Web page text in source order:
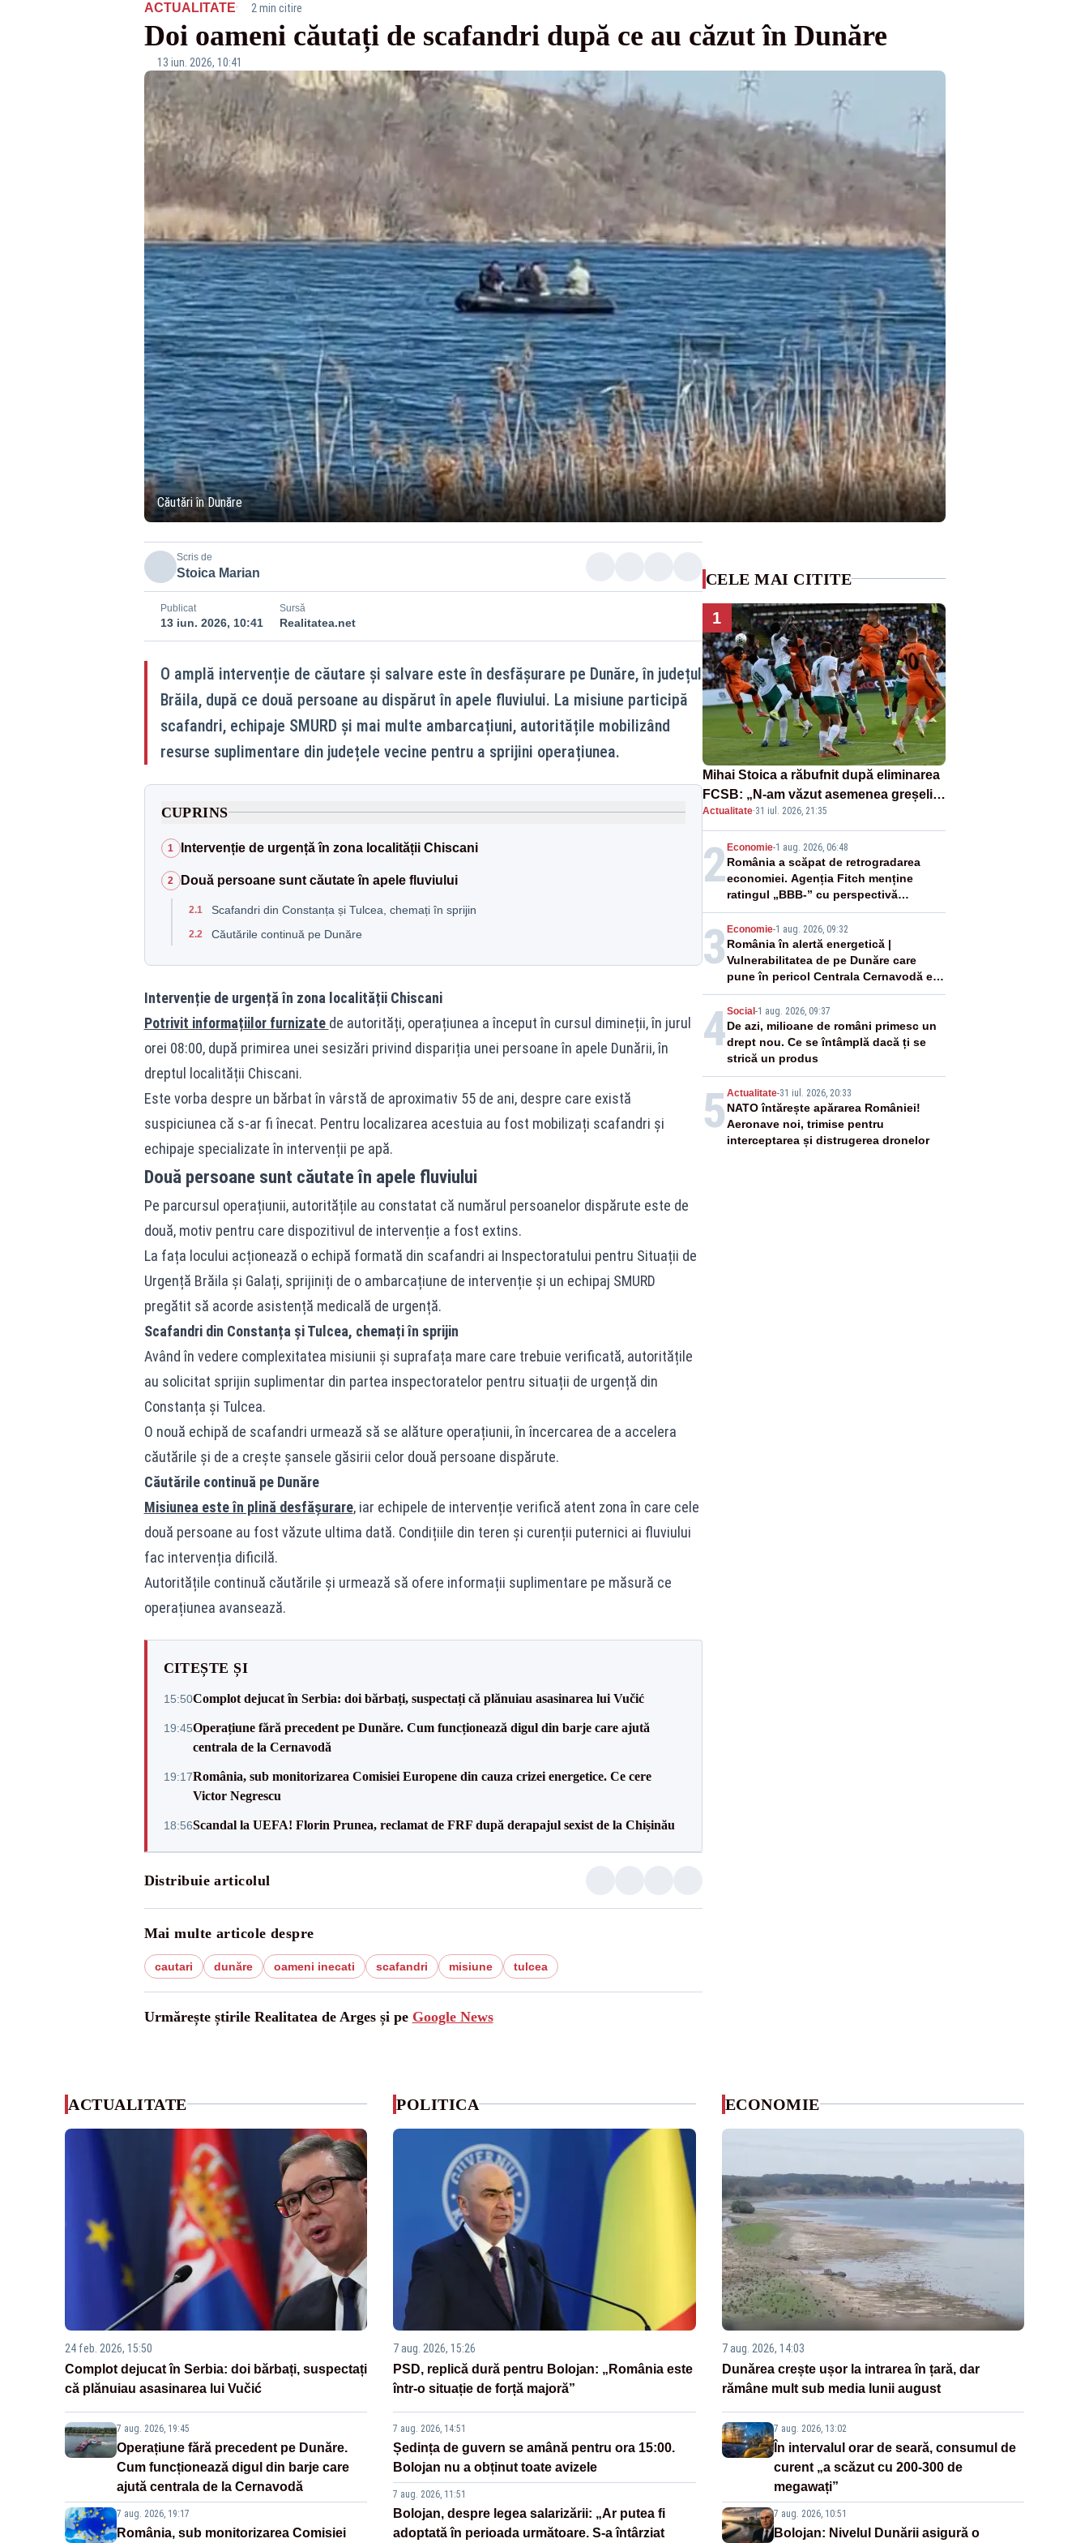
ACTUALITATE· 2 min citire
Doi oameni căutați de scafandri după ce au căzut în Dunăre
13 iun. 2026, 10:41
Căutări în Dunăre
Scris de
Stoica Marian
Publicat
13 iun. 2026, 10:41
Sursă
Realitatea.net
O amplă intervenție de căutare și salvare este în desfășurare pe Dunăre, în județul
Brăila, după ce două persoane au dispărut în apele fluviului. La misiune participă
scafandri, echipaje SMURD și mai multe ambarcațiuni, autoritățile mobilizând
resurse suplimentare din județele vecine pentru a sprijini operațiunea.
CUPRINS
1 Intervenție de urgență în zona localității Chiscani
2 Două persoane sunt căutate în apele fluviului
2.1 Scafandri din Constanța și Tulcea, chemați în sprijin
2.2 Căutările continuă pe Dunăre
Intervenție de urgență în zona localității Chiscani
Potrivit informațiilor furnizate de autorități, operațiunea a început în cursul dimineții, în jurul
orei 08:00, după primirea unei sesizări privind dispariția unei persoane în apele Dunării, în
dreptul localității Chiscani.
Este vorba despre un bărbat în vârstă de aproximativ 55 de ani, despre care există
suspiciunea că s-ar fi înecat. Pentru localizarea acestuia au fost mobilizați scafandri și
echipaje specializate în intervenții pe apă.
Două persoane sunt căutate în apele fluviului
Pe parcursul operațiunii, autoritățile au constatat că numărul persoanelor dispărute este de
două, motiv pentru care dispozitivul de intervenție a fost extins.
La fața locului acționează o echipă formată din scafandri ai Inspectoratului pentru Situații de
Urgență Brăila și Galați, sprijiniți de o ambarcațiune de intervenție și un echipaj SMURD
pregătit să acorde asistență medicală de urgență.
Scafandri din Constanța și Tulcea, chemați în sprijin
Având în vedere complexitatea misiunii și suprafața mare care trebuie verificată, autoritățile
au solicitat sprijin suplimentar din partea inspectoratelor pentru situații de urgență din
Constanța și Tulcea.
O nouă echipă de scafandri urmează să se alăture operațiunii, în încercarea de a accelera
căutările și de a crește șansele găsirii celor două persoane dispărute.
Căutările continuă pe Dunăre
Misiunea este în plină desfășurare, iar echipele de intervenție verifică atent zona în care cele
două persoane au fost văzute ultima dată. Condițiile din teren și curenții puternici ai fluviului
fac intervenția dificilă.
Autoritățile continuă căutările și urmează să ofere informații suplimentare pe măsură ce
operațiunea avansează.
CITEȘTE ȘI
15:50Complot dejucat în Serbia: doi bărbați, suspectați că plănuiau asasinarea lui Vučić
19:45Operațiune fără precedent pe Dunăre. Cum funcționează digul din barje care ajută
centrala de la Cernavodă
19:17România, sub monitorizarea Comisiei Europene din cauza crizei energetice. Ce cere
Victor Negrescu
18:56Scandal la UEFA! Florin Prunea, reclamat de FRF după derapajul sexist de la Chișinău
Distribuie articolul
Mai multe articole despre
cautari dunăre oameni inecati scafandri misiune tulcea
Urmărește știrile Realitatea de Arges și pe Google News
CELE MAI CITITE
1
Mihai Stoica a răbufnit după eliminarea
FCSB: „N-am văzut asemenea greșeli
în 190 de meciuri europene”
Actualitate·31 iul. 2026, 21:35
2Economie-1 aug. 2026, 06:48
România a scăpat de retrogradarea
economiei. Agenția Fitch menține
ratingul „BBB-” cu perspectivă
negativă
3 Economie-1 aug. 2026, 09:32
România în alertă energetică |
Vulnerabilitatea de pe Dunăre care
pune în pericol Centrala Cernavodă era
cunoscută de pe vremea lui Ceaușescu
4Social-1 aug. 2026, 09:37
De azi, milioane de români primesc un
drept nou. Ce se întâmplă dacă ți se
strică un produs
5 Actualitate-31 iul. 2026, 20:33
NATO întărește apărarea României!
Aeronave noi, trimise pentru
interceptarea și distrugerea dronelor
ACTUALITATE
24 feb. 2026, 15:50
Complot dejucat în Serbia: doi bărbați, suspectați
că plănuiau asasinarea lui Vučić
7 aug. 2026, 19:45
Operațiune fără precedent pe Dunăre.
Cum funcționează digul din barje care
ajută centrala de la Cernavodă
7 aug. 2026, 19:17
România, sub monitorizarea Comisiei
POLITICA
7 aug. 2026, 15:26
PSD, replică dură pentru Bolojan: „România este
într-o situație de forță majoră”
7 aug. 2026, 14:51
Ședința de guvern se amână pentru ora 15:00.
Bolojan nu a obținut toate avizele
7 aug. 2026, 11:51
Bolojan, despre legea salarizării: „Ar putea fi
adoptată în perioada următoare. S-a întârziat
ECONOMIE
7 aug. 2026, 14:03
Dunărea crește ușor la intrarea în țară, dar
rămâne mult sub media lunii august
7 aug. 2026, 13:02
În intervalul orar de seară, consumul de
curent „a scăzut cu 200-300 de
megawați”
7 aug. 2026, 10:51
Bolojan: Nivelul Dunării asigură o